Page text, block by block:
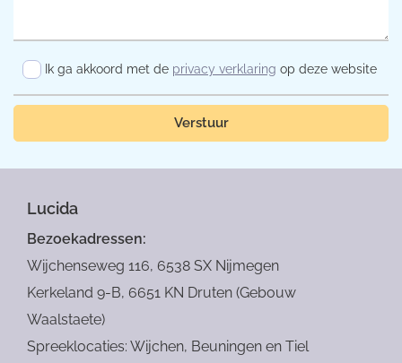
Ik ga akkoord met de privacy verklaring op deze website
Verstuur
Lucida
Bezoekadressen:
Wijchenseweg 116, 6538 SX Nijmegen
Kerkeland 9-B, 6651 KN Druten (Gebouw
Waalstaete)
Spreeklocaties: Wijchen, Beuningen en Tiel